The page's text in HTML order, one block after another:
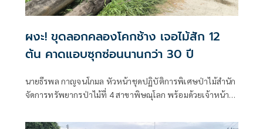
ผงะ! ขุดลอกคลองโคกช้าง เจอไม้สัก 12
ต้น คาดแอบซุกซ่อนนานกว่า 30 ปี
นายธีรพล กาญจนโกมล หัวหน้าชุดปฏิบัติการพิเศษป่าไม้สำนัก
จัดการทรัพยากรป่าไม้ที่ 4 สาขาพิษณุโลก พร้อมด้วยเจ้าหน้าที่
ช้าง หมู่ 7 ต.สมอแข อ.เมือง จ.พิษณุโลก ซึ่งเจ้าหน้าที่คาดว่าไม้